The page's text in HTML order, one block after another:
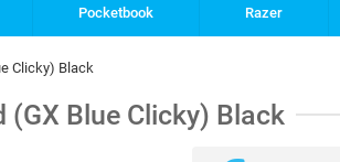
Pocketbook Razer
Clicky) Black
(GX Blue Clicky) Black